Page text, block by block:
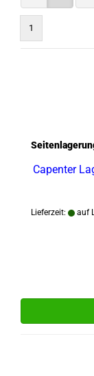
1
Capenter
Lieferzeit: auf